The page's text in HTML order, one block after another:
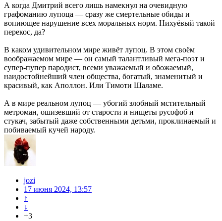
А когда Дмитрий всего лишь намекнул на очевидную
графоманию лупоца — сразу же смертельные обиды и
вопиющее нарушение всех моральных норм. Нихуёвый такой
перекос, да?
В каком удивительном мире живёт лупоц. В этом своём
воображаемом мире — он самый талантливый мега-поэт и
супер-пупер пародист, всеми уважаемый и обожаемый,
наидостойнейший член общества, богатый, знаменитый и
красивый, как Аполлон. Или Тимоти Шаламе.
А в мире реальном лупоц — убогий злобный мстительный
метроман, ошизевший от старости и нищеты русофоб и
стукач, забытый даже собственными детьми, проклинаемый и
побиваемый кучей народу.
jozi
17 июня 2024, 13:57
↑
↓
+3